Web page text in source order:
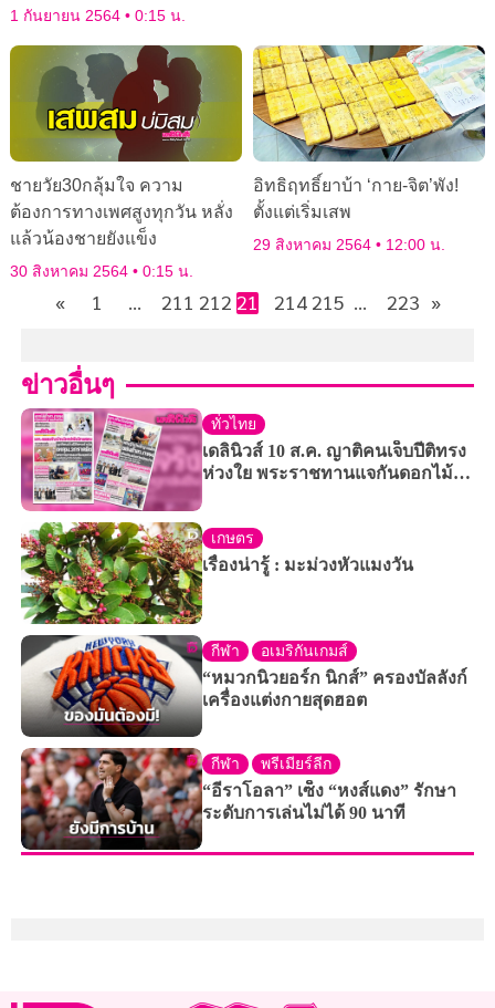
1 กันยายน 2564 0:15 น.
ชายวัย30กลุ้มใจ ความ
ต้องการทางเพศสูงทุกวัน หลั่ง
แล้วน้องชายยังแข็ง
30 สิงหาคม 2564 0:15 น.
อิทธิฤทธิ์ยาบ้า ‘กาย-จิต’พัง!
ตั้งแต่เริ่มเสพ
29 สิงหาคม 2564 12:00 น.
« 1 … 211 212 213 214 215 … 223 »
ข่าวอื่นๆ
ทั่วไทย
เดลินิวส์ 10 ส.ค. ญาติคนเจ็บปีติทรง
ห่วงใย พระราชทานแจกันดอกไม้
เกษตร
เรื่องน่ารู้ : มะม่วงหัวแมงวัน
กีฬา อเมริกันเกมส์
“หมวกนิวยอร์ก นิกส์” ครองบัลลังก์
เครื่องแต่งกายสุดฮอต
กีฬา พรีเมียร์ลีก
“อีราโอลา” เซ็ง “หงส์แดง” รักษา
ระดับการเล่นไม่ได้ 90 นาที